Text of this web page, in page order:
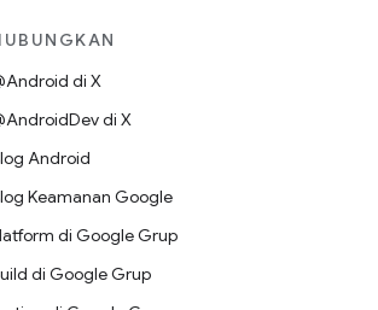
di X
di X
Android
Keamanan Google
di Google Grup
di Google Grup